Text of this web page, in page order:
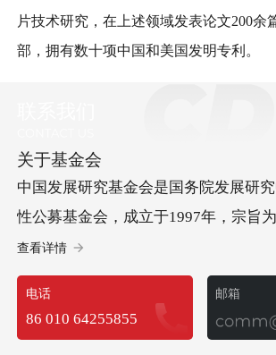
片技术研究，在上述领域发表论文200余
部，拥有数十项中国和美国发明专利。
关于基金会
中国发展研究基金会是国务院发展研
性公募基金会，成立于1997年，宗旨为
究、促进科学决策、服务中国发展”。
发展高层论坛”，开展儿童发展等方面
目，承担经济社会以及可持续发展等
题，政策建议多次获中央领导批示，已
查看详情
电话
86 010 64255855
邮箱